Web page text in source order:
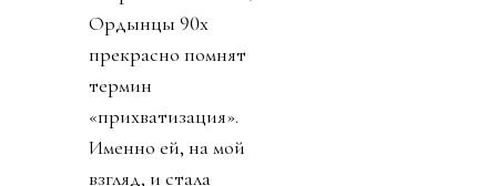
Ордынцы 90х
прекрасно помнят
термин
«прихватизация».
Именно ей, на мой
взгляд, и стала